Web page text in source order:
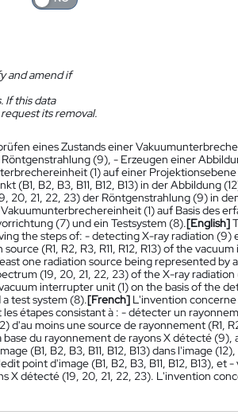
and amend if
If this data
its removal.
eines Zustands einer
(9), - Erzeugen einer
(1) auf einer
B2, B3, B11, B12, B13) in der Abbildung
20, 21, 22, 23) der Röntgenstrahlung (9) in
(1) auf Basis des
(7) und ein Testsystem (8).[English]
the steps of: - detecting X-ray radiation
(R1, R2, R3, R11, R12, R13) of the
one radiation source being represented by
(19, 20, 21, 22, 23) of the X-ray
interrupter unit (1) on the basis of the
test system (8).[French] L'invention
étapes consistant à : - détecter un
moins une source de rayonnement (R1,
du rayonnement de rayons X détecté (9),
(B1, B2, B3, B11, B12, B13) dans l'image
point d'image (B1, B2, B3, B11, B12, B13),
X détecté (19, 20, 21, 22, 23). L'invention